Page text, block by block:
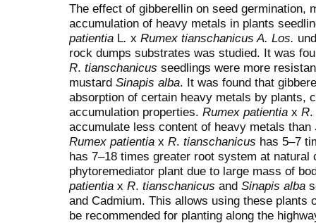
The effect of gibberellin on seed germination,
accumulation of heavy metals in plants
patientia L. x Rumex tianschanicus A. Los.
rock dumps substrates was studied. It was
R. tianschanicus seedlings were more
mustard Sinapis alba. It was found that
absorption of certain heavy metals by plants,
accumulation properties. Rumex patientia х R.
accumulate less content of heavy metals than
Rumex patientia х R. tianschanicus has 5–7
has 7–18 times greater root system at
phytoremediator plant due to large mass of
patientia х R. tianschanicus and Sinapis alba
and Cadmium. This allows using these plants
be recommended for planting along the